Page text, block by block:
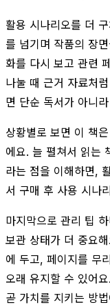
활용 시나리오를 더
를 넘기며 작품의 장
화를 다시 보고 관련
나눌 때 근거 자료처
면 단순 독서가 아니
상황별로 보면 이 책
에요. 늘 펼쳐서 읽는
라는 점을 이해하면,
서 구매 후 사용 시나
마지막으로 관리 팁
보관 상태가 더 중요
에 두고, 페이지를 무
오래 유지할 수 있어
곧 가치를 지키는 방